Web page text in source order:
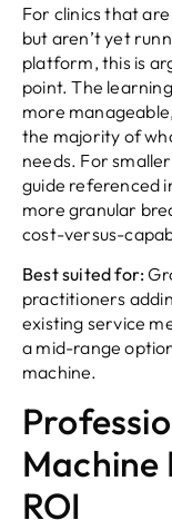
For clinics that
but aren’t yet
platform,this is
point.The
more manageable
the majority of
needs. For
guide referenced
more granular
cost-versus-
Best suited for:
practitioners
existing service
a mid-range
machine.
Machine
ROI